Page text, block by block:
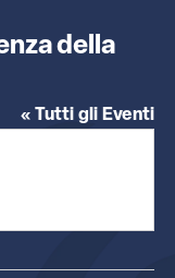
della
« Tutti gli Eventi